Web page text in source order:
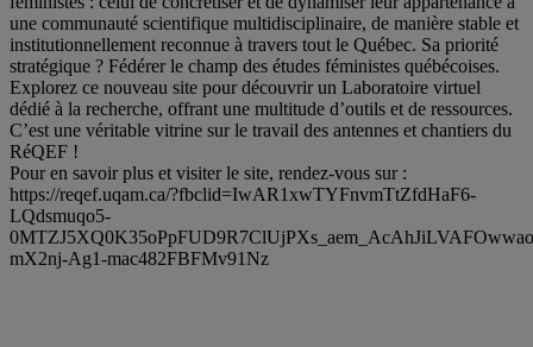
une communauté scientifique multidisciplinaire, de manière stable et
institutionnellement reconnue à travers tout le Québec. Sa priorité
stratégique ? Fédérer le champ des études féministes québécoises.
Explorez ce nouveau site pour découvrir un Laboratoire virtuel
dédié à la recherche, offrant une multitude d’outils et de ressources.
C’est une véritable vitrine sur le travail des antennes et chantiers du
RéQEF !
Pour en savoir plus et visiter le site, rendez-vous sur :
https://reqef.uqam.ca/?fbclid=IwAR1xwTYFnvmTtZfdHaF6-
LQdsmuqo5-
mX2nj-Ag1-mac482FBFMv91Nz